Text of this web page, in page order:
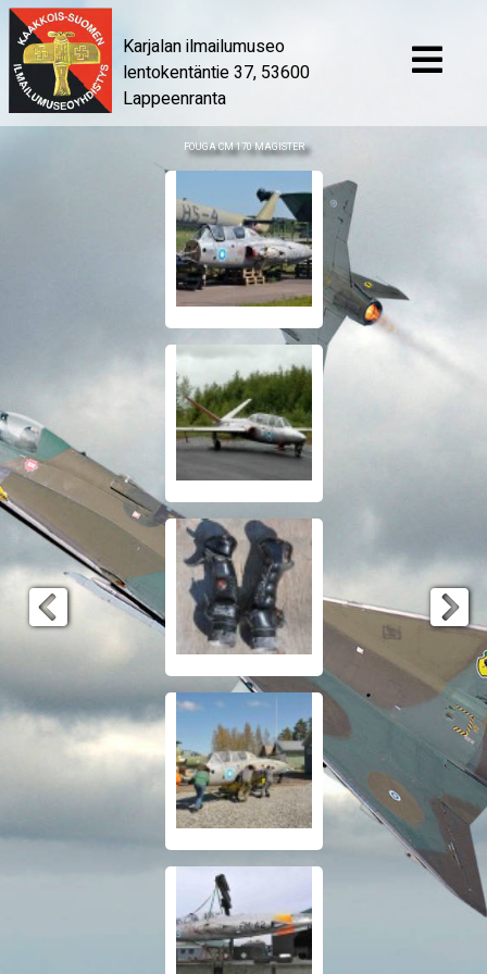
Karjalan ilmailumuseo
lentokentäntie 37, 53600
Lappeenranta
FOUGA CM 170 MAGISTER